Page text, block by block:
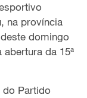
na província
domingo
da 15ª
Partido